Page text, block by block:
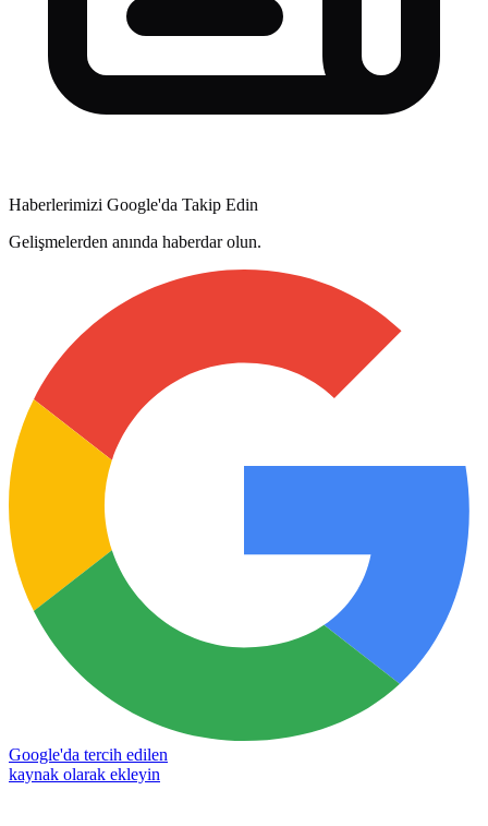
Haberlerimizi Google'da Takip Edin
Gelişmelerden anında haberdar olun.
Google'da tercih edilen
kaynak olarak ekleyin